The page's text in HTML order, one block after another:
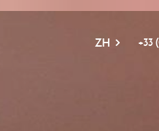
ZH +33